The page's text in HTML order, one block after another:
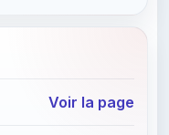
Voir la page